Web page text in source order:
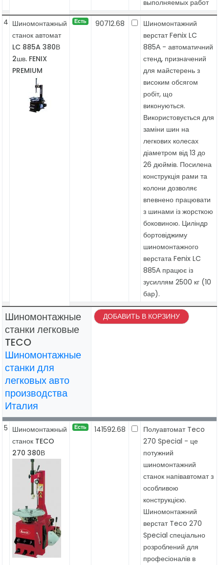
выполняемых работ
4 Шиномонтажный
станок автомат
LC 885A 380В
2шв. FENIX
PREMIUM
Есть 90712.68
Шиномонтажний
верстат Fenix ​​LC
885А - автоматичний
стенд, призначений
для майстерень з
високим обсягом
робіт, що
виконуються.
Використовується для
заміни шин на
легкових колесах
діаметром від 13 до
26 дюймів. Посилена
конструкція рами та
колони дозволяє
впевнено працювати
з шинами із жорсткою
боковиною. Циліндр
бортовіджиму
шиномонтажного
верстата Fenix ​​LC
885А працює із
зусиллям 2500 кг (10
бар).
Шиномонтажные
станки легковые
TECO
Шиномонтажные
станки для
легковых авто
производства
Италия
ДОБАВИТЬ В КОРЗИНУ
5 Шиномонтажный
станок TECO
270 380В
Есть 141592.68
Полуавтомат Teco
270 Special - це
потужний
шиномонтажний
станок напівавтомат з
особливою
конструкцією.
Шиномонтажний
верстат Teco 270
Special спеціально
розроблений для
професіоналів в